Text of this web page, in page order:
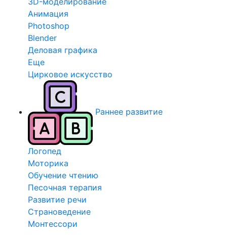
Анимация
Photoshop
Blender
Деловая графика
Еще
Цирковое искусство
Раннее развитие
Логопед
Моторика
Обучение чтению
Песочная терапия
Развитие речи
Страноведение
Монтессори